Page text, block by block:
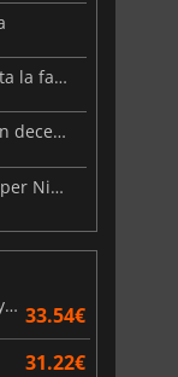
Warhammer 40.000: Dawn of War 4 presenta la fazione dei Necron
Forsaken Realms: Vahrin's Call esce dopo un decennio di sviluppo
Annunciato ufficialmente il DLC Hell Rising per Nioh 3
Assassin's Creed Black Flag Resynced 33.54€
31.22€